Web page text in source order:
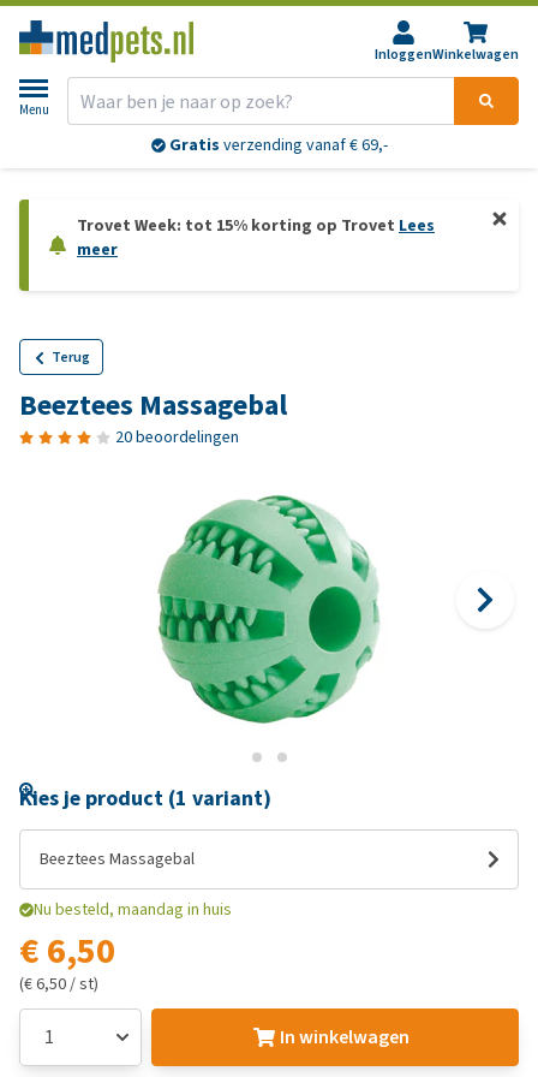
InloggenWinkelwagen
Menu
Gratis verzending vanaf € 69,-
Trovet Week: tot 15% korting op Trovet Lees
meer
Terug
Beeztees Massagebal
20 beoordelingen
Kies je product (1 variant)
Beeztees Massagebal
Nu besteld, maandag in huis
€ 6,50
(€ 6,50 / st)
In winkelwagen